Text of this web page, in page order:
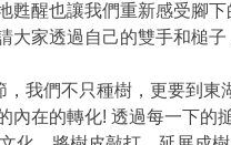
甦醒也讓我們重新感受腳下
大家透過自己的雙手和槌
，我們不只種樹，更要到
內在的轉化! 透過每一下的